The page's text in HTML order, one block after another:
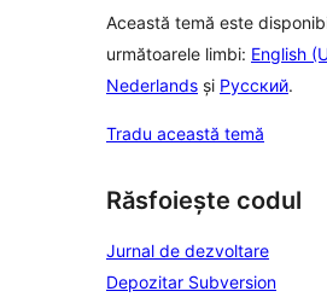
Această temă este
următoarele limbi: English
Nederlands și Русский.
Tradu această temă
Răsfoiește codul
Jurnal de dezvoltare
Depozitar Subversion